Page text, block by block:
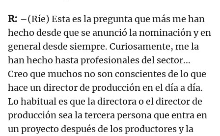
–(Ríe) Esta es la pregunta que más me han
hecho desde que se anunció la nominación y en
general desde siempre. Curiosamente, me la
han hecho hasta profesionales del sector...
Creo que muchos no son conscientes de lo que
hace un director de producción en el día a día.
Lo habitual es que la directora o el director de
producción sea la tercera persona que entra en
un proyecto después de los productores y la